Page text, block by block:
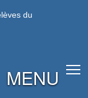
du
MENU